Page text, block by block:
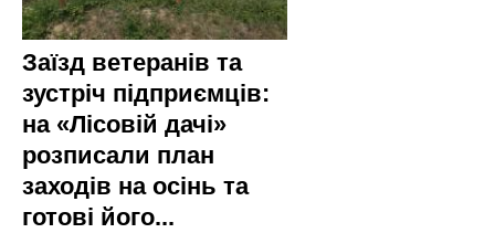
Заїзд ветеранів та
зустріч підприємців:
на «Лісовій дачі»
розписали план
заходів на осінь та
готові його...